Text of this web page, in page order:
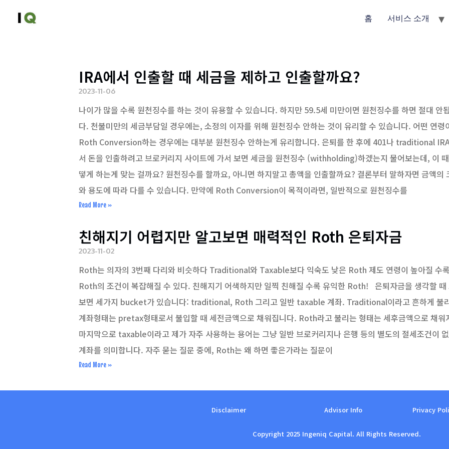
홈 서비스 소개
IRA에서 인출할 때 세금을 제하고 인출할까요?
2023-11-06
나이가 많을 수록 원천징수를 하는 것이 유용할 수 있습니다. 하지만 59.5세 미만이면 원천징수를 하면 절대 안
다. 천불미만의 세금부담일 경우에는, 소정의 이자를 위해 원천징수 안하는 것이 유리할 수 있습니다. 어떤 연령
Roth Conversion하는 경우에는 대부분 원천징수 안하는게 유리합니다. 은퇴를 한 후에 401나 traditional
서 돈을 인출하려고 브로커리지 사이트에 가서 보면 세금을 원천징수 (withholding)하겠는지 물어보는데, 이
떻게 하는게 맞는 걸까요? 원천징수를 할까요, 아니면 하지말고 총액을 인출할까요? 결론부터 말하자면 금액의
와 용도에 따라 다를 수 있습니다. 만약에 Roth Conversion이 목적이라면, 일반적으로 원천징수를
Read More »
친해지기 어렵지만 알고보면 매력적인 Roth 은퇴자금
2023-11-02
Roth는 의자의 3번째 다리와 비슷하다 Traditional와 Taxable보다 익숙도 낮은 Roth 제도 연령이 높아질 수록
Roth의 조건이 복잡해질 수 있다. 친해지기 어색하지만 일찍 친해질 수록 유익한 Roth! 은퇴자금을 생각할 때
보면 세가지 bucket가 있습니다: traditional, Roth 그리고 일반 taxable 계좌. Traditional이라고 흔하게 불
계좌형태는 pretax형태로서 불입할 때 세전금액으로 채워집니다. Roth라고 불리는 형태는 세후금액으로 채워
마지막으로 taxable이라고 제가 자주 사용하는 용어는 그냥 일반 브로커리지나 은행 등의 별도의 절세조건이
계좌를 의미합니다. 자주 묻는 질문 중에, Roth는 왜 하면 좋은가라는 질문이
Read More »
Disclaimer Advisor Info Privacy
Copyright 2025 Ingeniq Capital. All Rights Reserved.